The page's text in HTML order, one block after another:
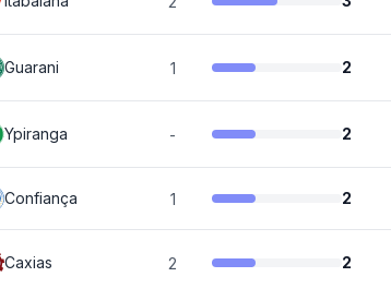
Guarani 1 2
Ypiranga - 2
Confiança 1 2
Caxias 2 2